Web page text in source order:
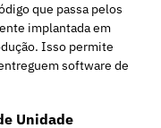
que passa pelos
implantada em
Isso permite
software de
Unidade